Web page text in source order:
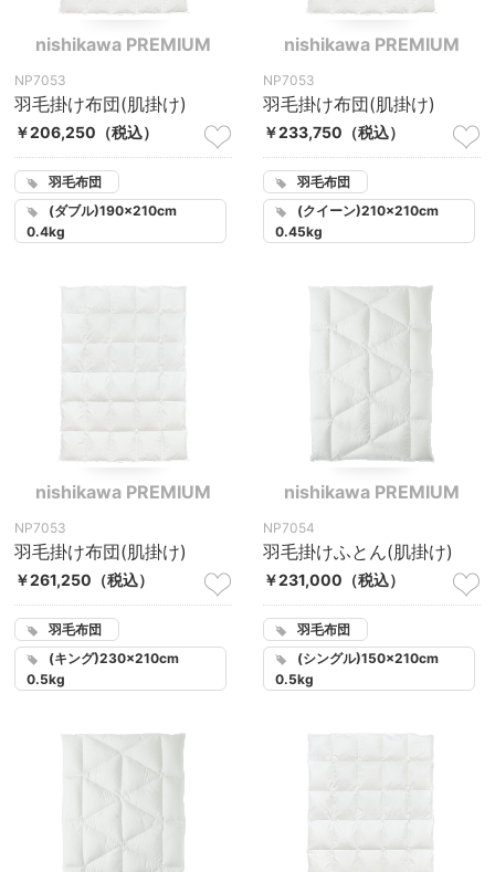
nishikawa PREMIUM
NP7053
羽毛掛け布団(肌掛け)
￥206,250 （税込）
羽毛布団
(ダブル)190×210cm
0.4kg
nishikawa PREMIUM
NP7053
羽毛掛け布団(肌掛け)
￥233,750 （税込）
羽毛布団
(クイーン)210×210cm
0.45kg
nishikawa PREMIUM
NP7053
羽毛掛け布団(肌掛け)
￥261,250 （税込）
羽毛布団
(キング)230×210cm
0.5kg
nishikawa PREMIUM
NP7054
羽毛掛けふとん(肌掛け)
￥231,000 （税込）
羽毛布団
(シングル)150×210cm
0.5kg